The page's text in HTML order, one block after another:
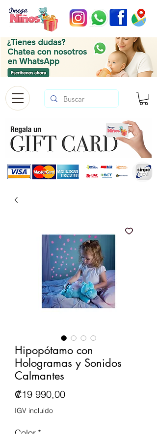
Hipopótamo con
Hologramas y Sonidos
Calmantes
₡19 990,00Precio
IGV incluido
Color *